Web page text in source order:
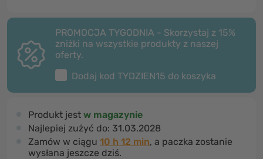
PROMOCJA TYGODNIA - Skorzystaj z 15%
zniżki na wszystkie produkty z naszej
oferty.
Dodaj kod TYDZIEN15 do koszyka
Produkt jest w magazynie
Najlepiej zużyć do: 31.03.2028
Zamów w ciągu 10 h 12 min, a paczka zostanie
wysłana jeszcze dziś.